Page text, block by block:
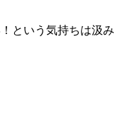
という気持ちは汲み